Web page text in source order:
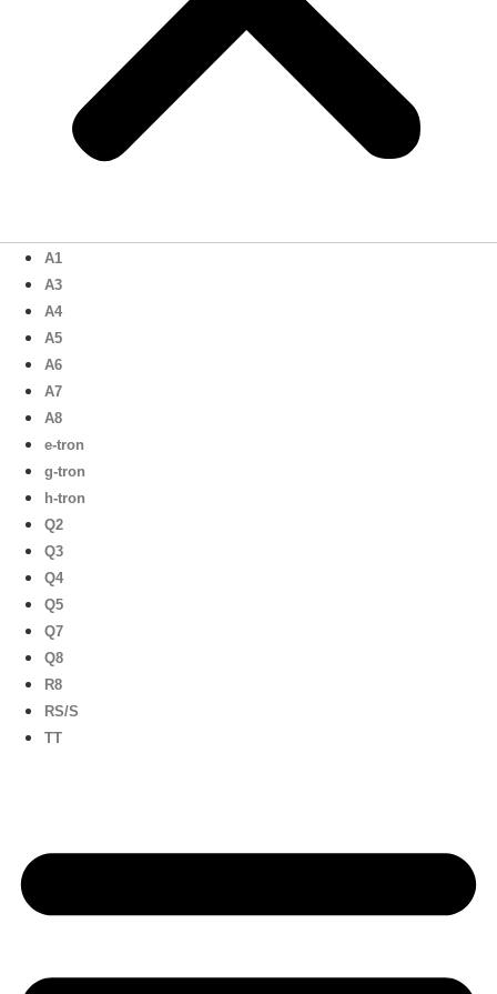
A1
A3
A4
A5
A6
A7
A8
e-tron
g-tron
h-tron
Q2
Q3
Q4
Q5
Q7
Q8
R8
RS/S
TT